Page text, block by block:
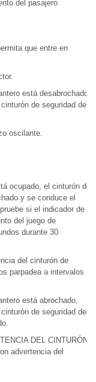
del pasajero
que entre en
está desabrochado,
de seguridad del
oscilante.
ocupado, el cinturón de
y se conduce el
si el indicador de
del juego de
durante 30
del cinturón de
parpadea a intervalos
está abrochado,
de seguridad del
DEL CINTURÓN
advertencia del